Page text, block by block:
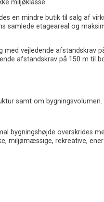
miljøklasse.
en mindre butik til salg af
samlede etageareal og
vejledende afstandskrav
afstandskrav på 150 m til
samt om bygningsvolumen.
bygningshøjde overskrides
miljømæssige, rekreative,